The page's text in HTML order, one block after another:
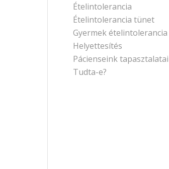
Ételintolerancia
Ételintolerancia tünet
Gyermek ételintolerancia
Helyettesítés
Pácienseink tapasztalatai
Tudta-e?